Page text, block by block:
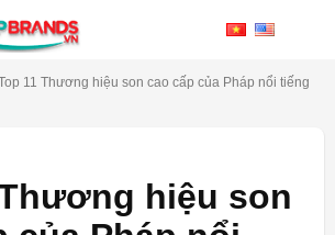
11 Thương hiệu son cao cấp của Pháp nổi tiếng
hiệu son